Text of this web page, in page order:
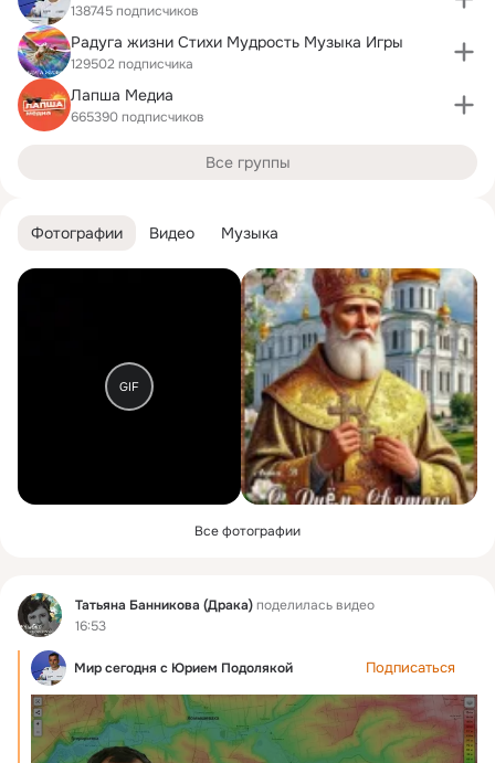
Фотографии Видео Музыка
GIF
Все фотографии
Фид Татьяна Банникова (Драка)поделилась видео
16:53
Мир сегодня с Юрием Подолякой Подписаться
138745 подписчиков
Радуга жизни Стихи Мудрость Музыка Игры
129502 подписчика
Лапша Медиа
665390 подписчиков
Все группы